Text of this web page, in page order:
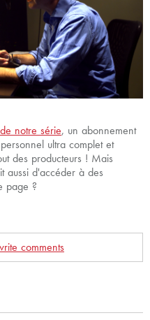
notre série, un abonnement
ultra complet et
des producteurs ! Mais
aussi d'accéder à des
page ?
comments